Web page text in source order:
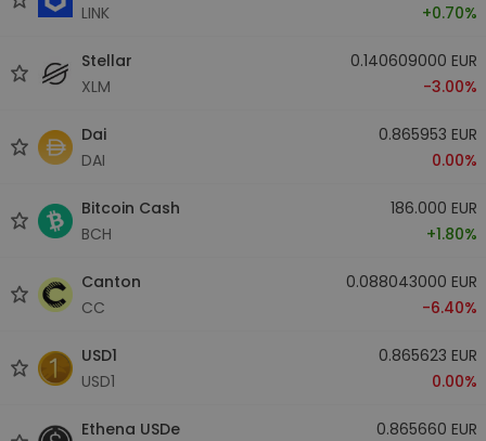
LINK
+0.70%
Stellar
XLM
0.140609000 EUR
-3.00%
Dai
DAI
0.865953 EUR
0.00%
Bitcoin Cash
BCH
186.000 EUR
+1.80%
Canton
CC
0.088043000 EUR
-6.40%
USD1
USD1
0.865623 EUR
0.00%
Ethena USDe
0.865660 EUR